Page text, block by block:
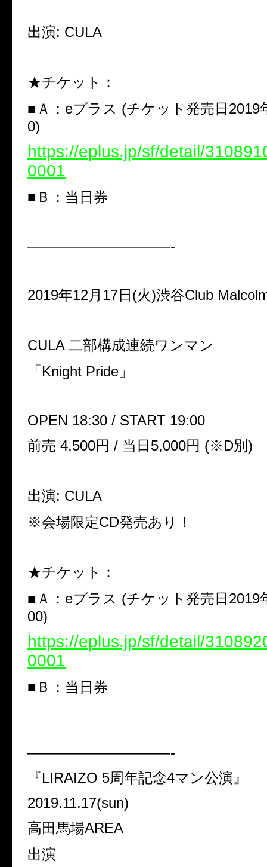
出演: CULA
★チケット：
■Ａ：eプラス (チケット発売日2019
0)
https://eplus.jp/sf/detail/
0001
■Ｂ：当日券
——————————-
2019年12月17日(火)渋谷Club
CULA 二部構成連続ワンマン
「Knight Pride」
OPEN 18:30 / START 19:00
前売 4,500円 / 当日5,000円 (※D別)
出演: CULA
※会場限定CD発売あり！
★チケット：
■Ａ：eプラス (チケット発売日2019
00)
https://eplus.jp/sf/detail/
0001
■Ｂ：当
——————————-
『LIRAIZO 5周年記念4マン公演』
2019.11.17(sun)
高田馬場AREA
出演